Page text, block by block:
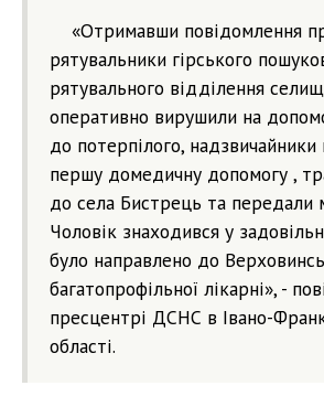
«Отримавши повідомлення
рятувальники гірського
рятувального відділення
оперативно вирушили на
до потерпілого,
першу домедичну допомогу ,
до села Бистрець та передали
Чоловік знаходився у
було направлено до
багатопрофільної лікарні», -
пресцентрі ДСНС в Івано-
області.